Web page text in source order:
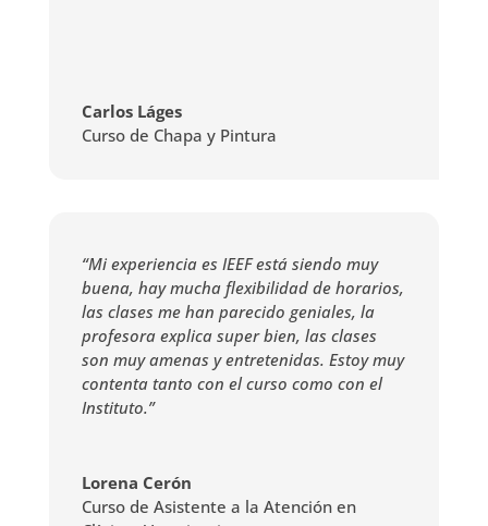
Carlos Láges
Curso de Chapa y Pintura
“Mi experiencia es IEEF está siendo muy
buena, hay mucha flexibilidad de horarios,
las clases me han parecido geniales, la
profesora explica super bien, las clases
son muy amenas y entretenidas. Estoy muy
contenta tanto con el curso como con el
Instituto.”
Lorena Cerón
Curso de Asistente a la Atención en